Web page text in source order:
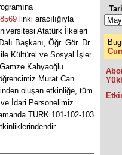
linki aracılığıyla
Atatürk İlkeleri
Başkanı, Öğr. Gör. Dr.
ile Kültürel ve Sosyal İşler
Kahyaoğlu
Murat Can
oluşan etkinliğe, tüm
İdari Personelimiz
TURK 101-102-103